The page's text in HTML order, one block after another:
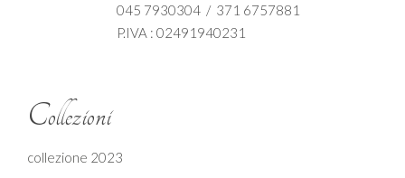
045 7930304 / 371 6757881
P.IVA : 02491940231
Collezioni
collezione 2023